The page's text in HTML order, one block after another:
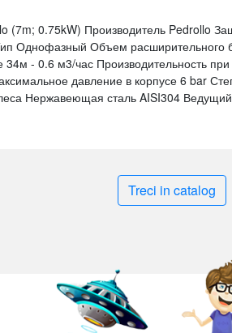
0.75kW) Производитель Pedrollo
Однофазный Объем расширительного
34м - 0.6 м3/час Производительность
давление в корпусе 6 bar
Нержавеющая сталь AISI304
Treci in catalog